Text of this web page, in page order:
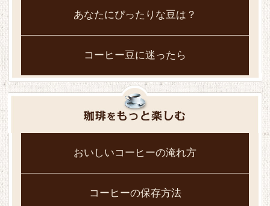
あなたにぴったりな豆は？
コーヒー豆に迷ったら
おいしいコーヒーの淹れ方
コーヒーの保存方法